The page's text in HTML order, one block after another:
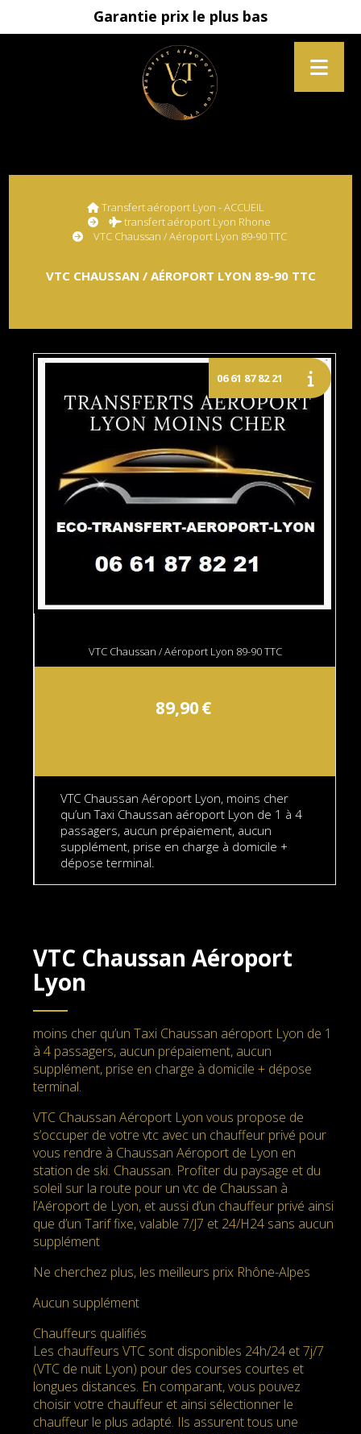
Garantie prix le plus bas
Transfert aéroport Lyon - ACCUEIL
transfert aéroport Lyon Rhone
VTC Chaussan / Aéroport Lyon 89-90 TTC
VTC CHAUSSAN / AÉROPORT LYON 89-90 TTC
VTC Chaussan / Aéroport Lyon 89-90 TTC
89,90€
VTC Chaussan Aéroport Lyon, moins cher
qu’un Taxi Chaussan aéroport Lyon de 1 à 4
passagers, aucun prépaiement, aucun
supplément, prise en charge à domicile +
dépose terminal.
VTC Chaussan Aéroport
Lyon
moins cher qu’un Taxi Chaussan aéroport Lyon de 1
à 4 passagers, aucun prépaiement, aucun
supplément, prise en charge à domicile + dépose
terminal.
VTC Chaussan Aéroport Lyon vous propose de
s’occuper de votre vtc avec un chauffeur privé pour
vous rendre à Chaussan Aéroport de Lyon en
station de ski. Chaussan. Profiter du paysage et du
soleil sur la route pour un vtc de Chaussan à
l’Aéroport de Lyon, et aussi d’un chauffeur privé ainsi
que d’un Tarif fixe, valable 7/J7 et 24/H24 sans aucun
supplément
Ne cherchez plus, les meilleurs prix Rhône-Alpes
Aucun supplément
Chauffeurs qualifiés
Les chauffeurs VTC sont disponibles 24h/24 et 7j/7
(VTC de nuit Lyon) pour des courses courtes et
longues distances. En comparant, vous pouvez
choisir votre chauffeur et ainsi sélectionner le
chauffeur le plus adapté. Ils assurent tous une